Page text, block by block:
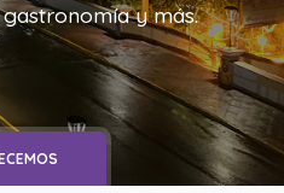
y más.